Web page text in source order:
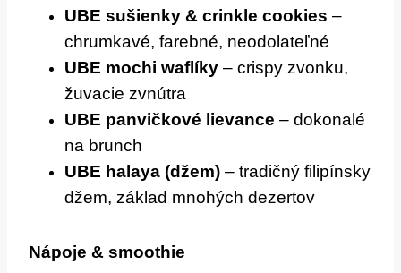
UBE sušienky & crinkle cookies –
chrumkavé, farebné, neodolateľné
UBE mochi waflíky – crispy zvonku,
žuvacie zvnútra
UBE panvičkové lievance – dokonalé
na brunch
UBE halaya (džem) – tradičný filipínsky
džem, základ mnohých dezertov
Nápoje & smoothie